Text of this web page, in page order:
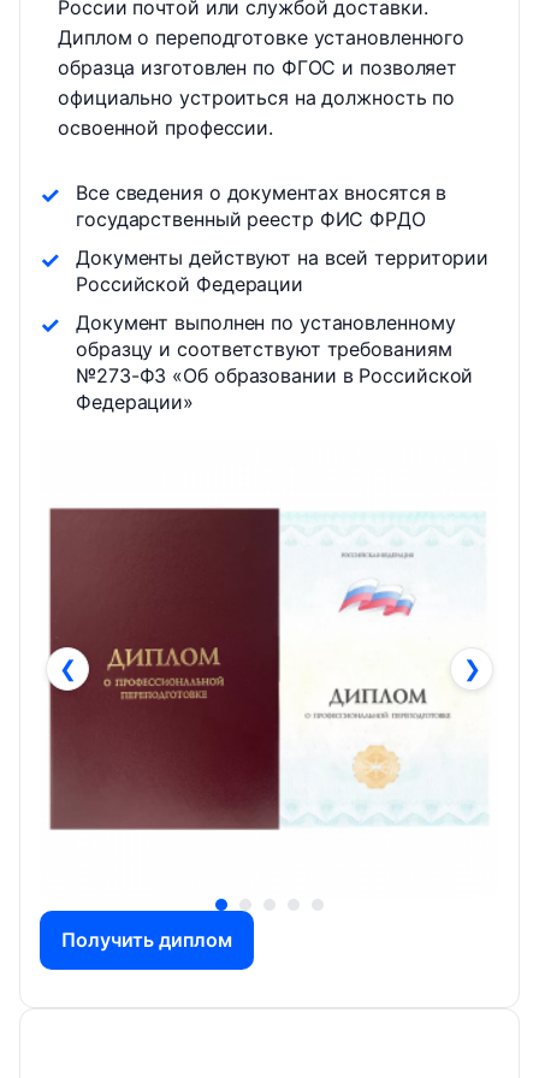
России почтой или службой доставки.
Диплом о переподготовке установленного
образца изготовлен по ФГОС и позволяет
официально устроиться на должность по
освоенной профессии.
Все сведения о документах вносятся в
государственный реестр ФИС ФРДО
Документы действуют на всей территории
Российской Федерации
Документ выполнен по установленному
образцу и соответствуют требованиям
№273-ФЗ «Об образовании в Российской
Федерации»
❮ ❯
Получить диплом